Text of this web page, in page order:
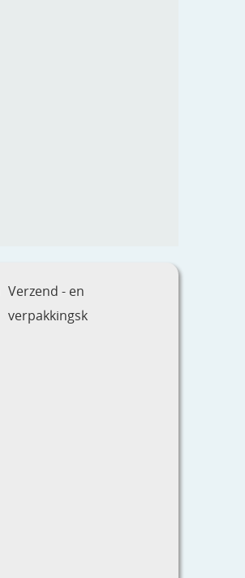
Verzend - en
verpakkingsk